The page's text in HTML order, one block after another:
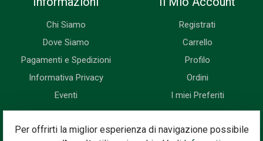
Per offrirti la miglior esperienza di navigazione possibile
Chi Siamo
Dove Siamo
Pagamenti e Spedizioni
Informativa Privacy
Eventi
Registrati
Carrello
Profilo
Ordini
I miei Preferiti
Newsletter